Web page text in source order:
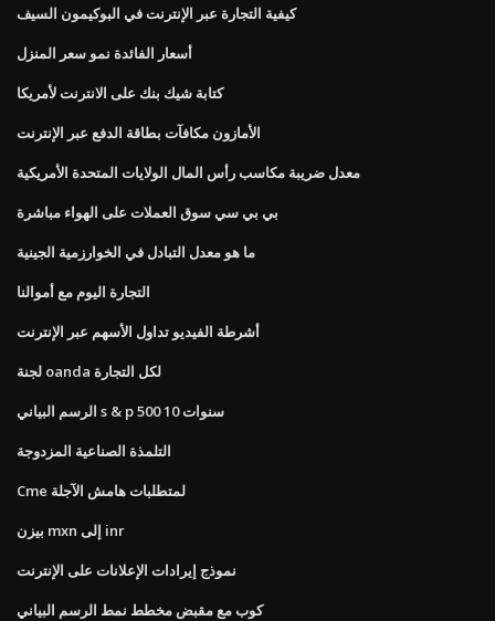
كيفية التجارة عبر الإنترنت في البوكيمون السيف
أسعار الفائدة نمو سعر المنزل
كتابة شيك بنك على الانترنت لأمريكا
الأمازون مكافآت بطاقة الدفع عبر الإنترنت
معدل ضريبة مكاسب رأس المال الولايات المتحدة الأمريكية
بي بي سي سوق العملات على الهواء مباشرة
ما هو معدل التبادل في الخوارزمية الجينية
التجارة اليوم مع أموالنا
أشرطة الفيديو تداول الأسهم عبر الإنترنت
لجنة oanda لكل التجارة
الرسم البياني s & p 500 10 سنوات
التلمذة الصناعية المزدوجة
Cme لمتطلبات هامش الآجلة
بيزن mxn إلى inr
نموذج إيرادات الإعلانات على الإنترنت
كوب مع مقبض مخطط نمط الرسم البياني